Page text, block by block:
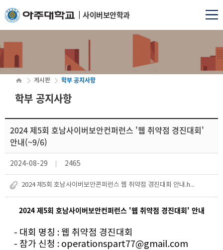
사이버보안학과
게시판 학부 공지사항
학부 공지사항
2024 제5회 호남사이버보안컨퍼런스 '웹 취약점 경진대회'
안내(~9/6)
2024-08-29 2465
2024 제5회 호남사이버보안콘퍼런스 웹 취약점 경진대회 안내.hwp
2024 제5회 호남사이버보안컨퍼런스 '웹 취약점 경진대회' 안내
- 대회 명칭 : 웹 취약점 경진대회
- 참가 신청 : operationspart77@gmail.com